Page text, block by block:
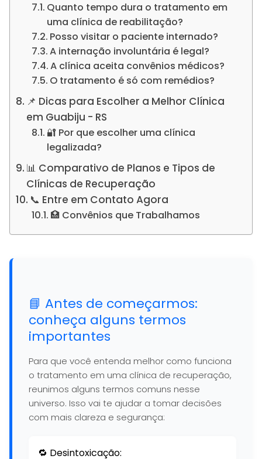
Quanto tempo dura o tratamento em
uma clínica de reabilitação?
Posso visitar o paciente internado?
A internação involuntária é legal?
A clínica aceita convênios médicos?
O tratamento é só com remédios?
📌 Dicas para Escolher a Melhor Clínica
em Guabiju - RS
🔐 Por que escolher uma clínica
legalizada?
📊 Comparativo de Planos e Tipos de
Clínicas de Recuperação
📞 Entre em Contato Agora
🏥 Convênios que Trabalhamos
📘 Antes de começarmos:
conheça alguns termos
importantes
Para que você entenda melhor como funciona
o tratamento em uma clínica de recuperação,
reunimos alguns termos comuns nesse
universo. Isso vai te ajudar a tomar decisões
com mais clareza e segurança:
🔁 Desintoxicação: